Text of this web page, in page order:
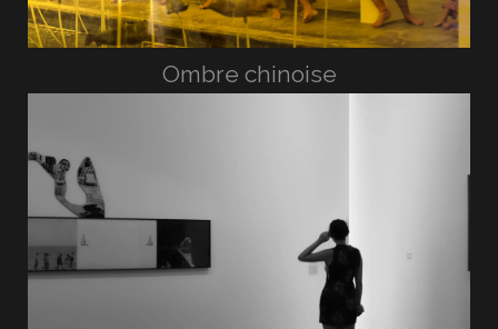
Ombre chinoise